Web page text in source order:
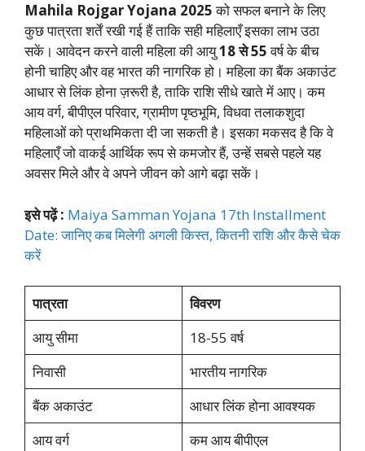
Mahila Rojgar Yojana 2025को सफल बनाने के लिए
कुछ पात्रता शर्तें रखी गई हैं ताकि सही महिलाएँ इसका लाभ उठा
सकें। आवेदन करने वाली महिला की आयु18 से 55वर्ष के बीच
होनी चाहिए और वह भारत की नागरिक हो। महिला का बैंक अकाउंट
आधार से लिंक होना ज़रूरी है, ताकि राशि सीधे खाते में आए। कम
आय वर्ग, बीपीएल परिवार, ग्रामीण पृष्ठभूमि, विधवा तलाकशुदा
महिलाओं को प्राथमिकता दी जा सकती है। इसका मकसद है कि वे
महिलाएँ जो वाकई आर्थिक रूप से कमजोर हैं, उन्हें सबसे पहले यह
अवसर मिले और वे अपने जीवन को आगे बढ़ा सकें।
इसे पढ़ें : Maiya Samman Yojana 17th Installment
Date: जानिए कब मिलेगी अगली किस्त, कितनी राशि और कैसे चेक
करें
पात्रता
विवरण
आयु सीमा
18-55 वर्ष
निवासी
भारतीय नागरिक
बैंक अकाउंट
आधार लिंक होना आवश्यक
आय वर्ग
कम आय बीपीएल